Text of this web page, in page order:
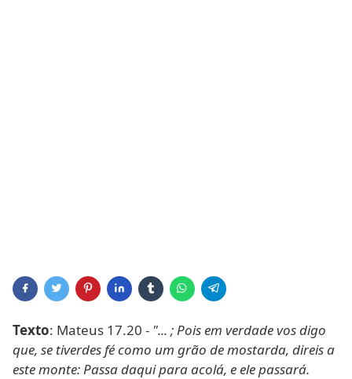
Texto: Mateus 17.20 - "... ; Pois em verdade vos digo
que, se tiverdes fé como um grão de mostarda, direis a
este monte: Passa daqui para acolá, e ele passará.